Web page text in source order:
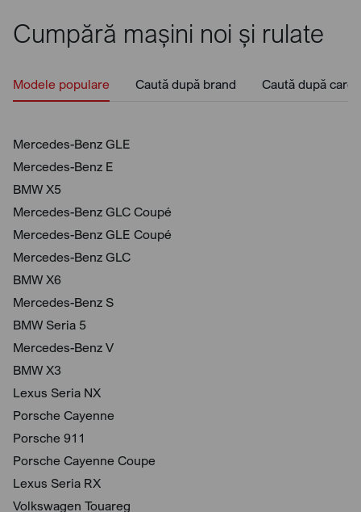
Cumpără mașini noi și rulate
Modele populare Caută după brand Caută după
Mercedes-Benz GLE
Mercedes-Benz E
BMW X5
Mercedes-Benz GLC Coupé
Mercedes-Benz GLE Coupé
Mercedes-Benz GLC
BMW X6
Mercedes-Benz S
BMW Seria 5
Mercedes-Benz V
BMW X3
Lexus Seria NX
Porsche Cayenne
Porsche 911
Porsche Cayenne Coupe
Lexus Seria RX
Volkswagen Touareg